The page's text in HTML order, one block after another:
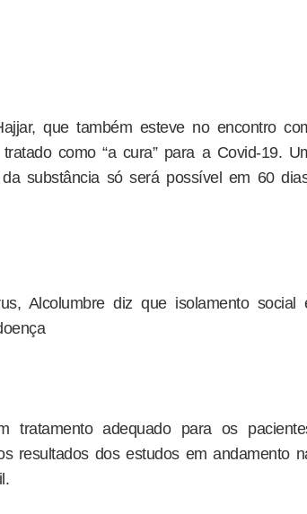
que também esteve no encontro
como “a cura” para a Covid-19.
substância só será possível em 60
Alcolumbre diz que isolamento social
adequado para os
resultados dos estudos em andamento